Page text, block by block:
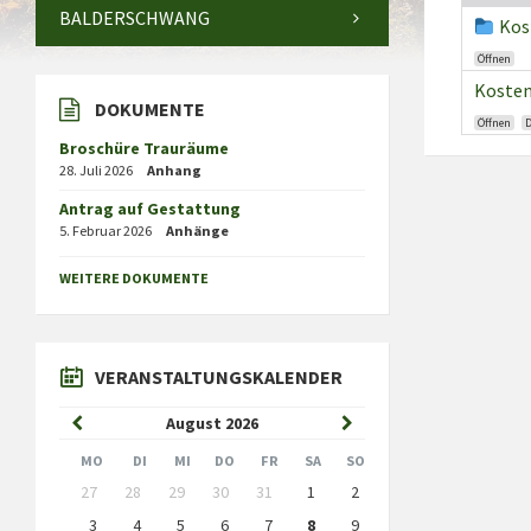
Öffnen
Öffnen
BALDERSCHWANG
DOKUMENTE
Broschüre Trauräume
28. Juli 2026 Anhang
Antrag auf Gestattung
5. Februar 2026 Anhänge
WEITERE DOKUMENTE
VERANSTALTUNGSKALENDER
August 2026
Previous
Month
Month
MO DI MI DO FR SA SO
Skip
calendar
days
27 28 29 30 31 1
2
3
4 5 6 7 8
9